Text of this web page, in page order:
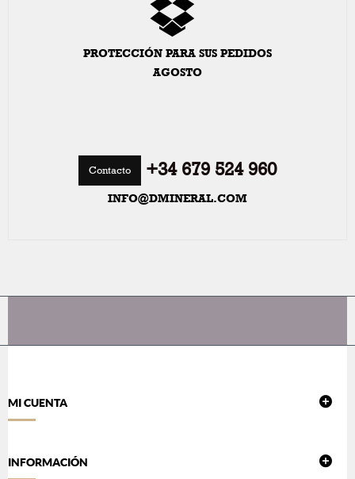
PROTECCIÓN PARA SUS PEDIDOS
AGOSTO
Contacto +34 679 524 960
INFO@DMINERAL.COM
MI CUENTA
INFORMACIÓN